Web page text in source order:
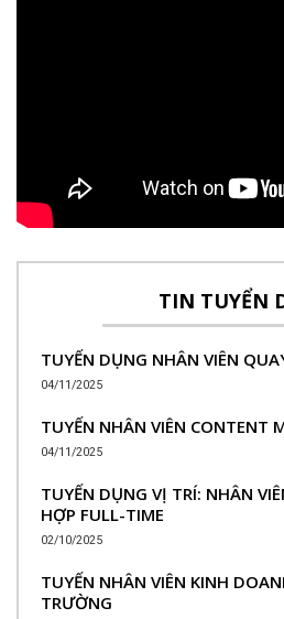
TIN TUYỂN
TUYỂN DỤNG NHÂN VIÊN
04/11/2025
TUYỂN NHÂN VIÊN CONTENT
04/11/2025
TUYỂN DỤNG VỊ TRÍ: NHÂN
HỢP FULL-TIME
02/10/2025
TUYỂN NHÂN VIÊN KINH
TRƯỜNG